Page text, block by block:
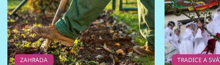
ZAHRADA TRADICE A